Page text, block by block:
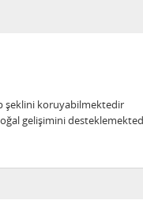
şeklini koruyabilmektedir
gelişimini